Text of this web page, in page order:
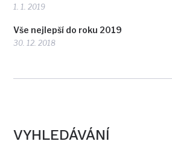
1. 1. 2019
Vše nejlepší do roku 2019
30. 12. 2018
VYHLEDÁVÁNÍ